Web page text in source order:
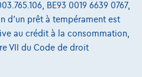
dernière mensualité de
BE93 0019 6639 0767,
d'un prêt à tempérament est
au crédit à la consommation,
VII du Code de droit